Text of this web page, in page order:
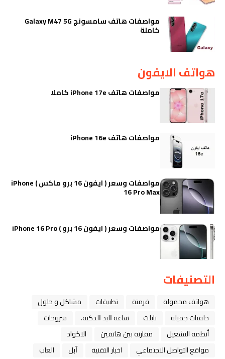
مواصفات هاتف سامسونج Galaxy M47 5G
كاملة
هواتف الايفون
مواصفات هاتف iPhone 17e كاملا
مواصفات هاتف iPhone 16e
مواصفات وسعر ( ايفون 16 برو ماكس ) iPhone
16 Pro Max
مواصفات وسعر ( ايفون 16 برو ) iPhone 16 Pro
التصنيفات
هواتف محمولة فرمتة تطبيقات
مشاكل و حلول
خلفيات جميله
تابلت ﺳﺎﻋﺔ ﺍﻟﻴﺪ ﺍﻟﺬﻛﻴﺔ،
شروحات
أنظمة التشغيل
مقارنة بين هاتفين
الاكواد
مواقع التواصل الاجتماعي
اخبار التقنية ﺁﺑﻞ
العاب